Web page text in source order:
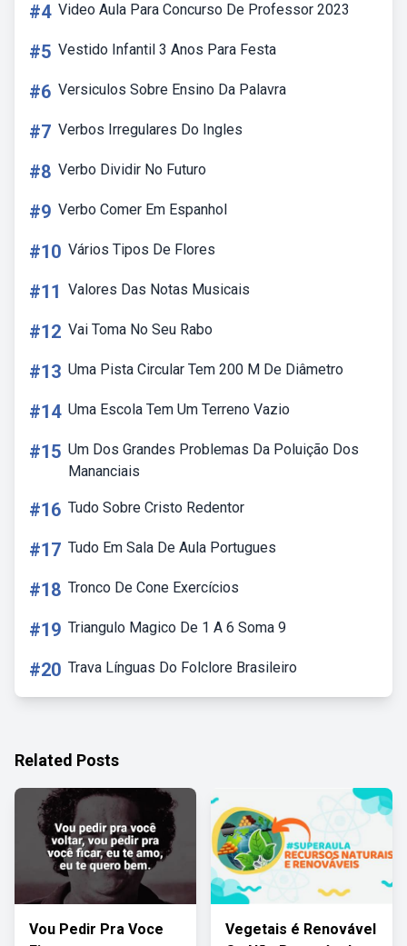
#4 Video Aula Para Concurso De Professor 2023
#5 Vestido Infantil 3 Anos Para Festa
#6 Versiculos Sobre Ensino Da Palavra
#7 Verbos Irregulares Do Ingles
#8 Verbo Dividir No Futuro
#9 Verbo Comer Em Espanhol
#10 Vários Tipos De Flores
#11 Valores Das Notas Musicais
#12 Vai Toma No Seu Rabo
#13 Uma Pista Circular Tem 200 M De Diâmetro
#14 Uma Escola Tem Um Terreno Vazio
#15 Um Dos Grandes Problemas Da Poluição Dos
Mananciais
#16 Tudo Sobre Cristo Redentor
#17 Tudo Em Sala De Aula Portugues
#18 Tronco De Cone Exercícios
#19 Triangulo Magico De 1 A 6 Soma 9
#20 Trava Línguas Do Folclore Brasileiro
Related Posts
Vou Pedir Pra Voce
Vegetais é Renovável